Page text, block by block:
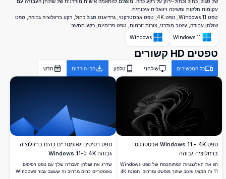
עקומות חלקות ומשיכה ויזואלית איכותית.
טפט Windows 11, טפט 4K, טפט אבסטרקטי, גרדיאנט סגול כחול, רקע ברזולוציה גבוהה, טפט
שולחן עבודה, עיצוב מודרני, צורות זורמות, טפט פרימיום, רקע מחשב
Windows 11
Windows
טפטים HD קשורים
כל המכשירים שולחני טלפון הכי הורדות חדש
טפט Windows 11 - 4K אבסטרקט
ברזולוציה גבוהה
חוו את האלגנטיות המתוחכמת של טפט Windows
11 זה המציג עיצוב שחור מופשט ומרהיב. תמונת 4K
טפט רסיסים גאומטריים כהים ברזולוציה
גבוהה 4K ל-Windows 11
שדרג את שולחן העבודה שלך עם טפט רסיסים
גאומטריים כהים מרהיב זה שעוצב עבור Windows